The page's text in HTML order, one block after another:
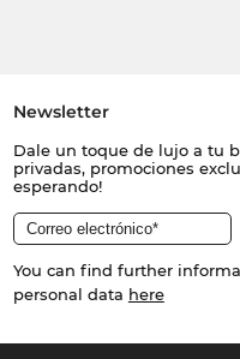
Newsletter
Dale un toque de lujo a tu
privadas, promociones
esperando!
You can find further
personal data here